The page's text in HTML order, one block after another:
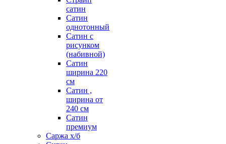
сатин
Сатин
однотонный
Сатин с
рисунком
(набивной)
Сатин
ширина 220
см
Сатин ,
ширина от
240 см
Сатин
премиум
Саржа х/б